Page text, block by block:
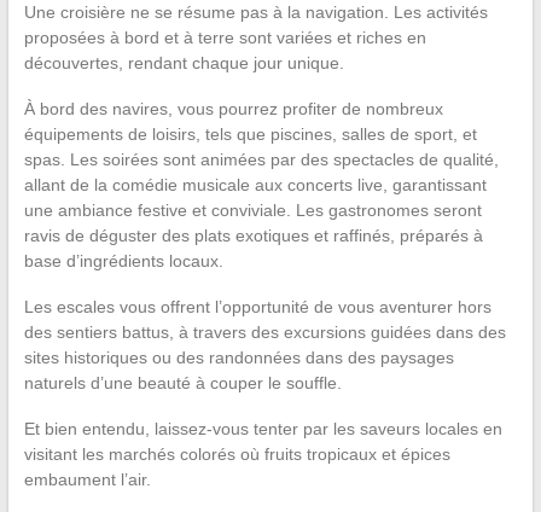
Une croisière ne se résume pas à la navigation. Les activités
proposées à bord et à terre sont variées et riches en
découvertes, rendant chaque jour unique.
À bord des navires, vous pourrez profiter de nombreux
équipements de loisirs, tels que piscines, salles de sport, et
spas. Les soirées sont animées par des spectacles de qualité,
allant de la comédie musicale aux concerts live, garantissant
une ambiance festive et conviviale. Les gastronomes seront
ravis de déguster des plats exotiques et raffinés, préparés à
base d’ingrédients locaux.
Les escales vous offrent l’opportunité de vous aventurer hors
des sentiers battus, à travers des excursions guidées dans des
sites historiques ou des randonnées dans des paysages
naturels d’une beauté à couper le souffle.
Et bien entendu, laissez-vous tenter par les saveurs locales en
visitant les marchés colorés où fruits tropicaux et épices
embaument l’air.